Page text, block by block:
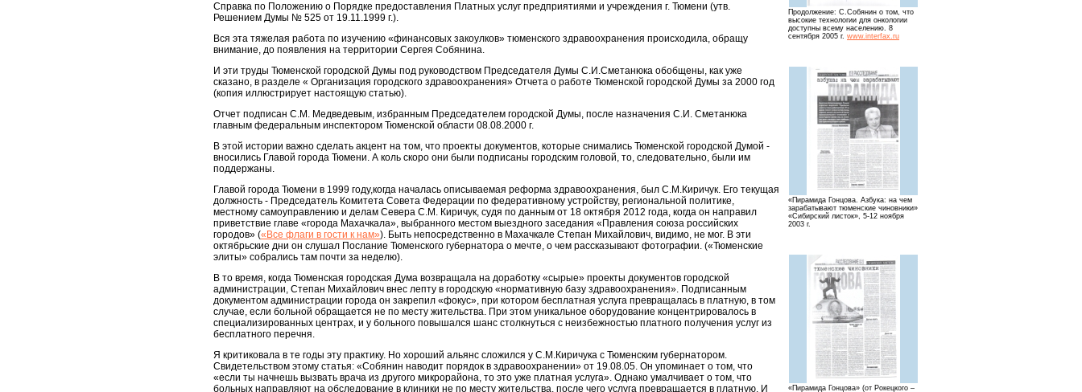
Продолжение: С.Собянин о том, что
высокие технологии для онкологии
доступны всему населению. 8
сентября 2005 г. www.interfax.ru
«Пирамида Гонцова. Азбука: на чем
зарабатывают тюменские чиновники»
«Сибирский листок», 5-12 ноября
2003 г.
«Пирамида Гонцова» (от Рокецкого –
Справка по Положению о Порядке предоставления Платных услуг предприятиями и учреждения г. Тюмени (утв.
Решением Думы № 525 от 19.11.1999 г.).
Вся эта тяжелая работа по изучению «финансовых закоулков» тюменского здравоохранения происходила, обращу
внимание, до появления на территории Сергея Собянина.
И эти труды Тюменской городской Думы под руководством Председателя Думы С.И.Сметанюка обобщены, как уже
сказано, в разделе « Организация городского здравоохранения» Отчета о работе Тюменской городской Думы за 2000 год
(копия иллюстрирует настоящую статью).
Отчет подписан С.М. Медведевым, избранным Председателем городской Думы, после назначения С.И. Сметанюка
главным федеральным инспектором Тюменской области 08.08.2000 г.
В этой истории важно сделать акцент на том, что проекты документов, которые снимались Тюменской городской Думой -
вносились Главой города Тюмени. А коль скоро они были подписаны городским головой, то, следовательно, были им
поддержаны.
Главой города Тюмени в 1999 году,когда началась описываемая реформа здравоохранения, был С.М.Киричук. Его текущая
должность - Председатель Комитета Совета Федерации по федеративному устройству, региональной политике,
местному самоуправлению и делам Севера С.М. Киричук, судя по данным от 18 октября 2012 года, когда он направил
приветствие главе «города Махачкала», выбранного местом выездного заседания «Правления союза российских
городов» («Все флаги в гости к нам»). Быть непосредственно в Махачкале Степан Михайлович, видимо, не мог. В эти
октябрьские дни он слушал Послание Тюменского губернатора о мечте, о чем рассказывают фотографии. («Тюменские
элиты» собрались там почти за неделю).
В то время, когда Тюменская городская Дума возвращала на доработку «сырые» проекты документов городской
администрации, Степан Михайлович внес лепту в городскую «нормативную базу здравоохранения». Подписанным
документом администрации города он закрепил «фокус», при котором бесплатная услуга превращалась в платную, в том
случае, если больной обращается не по месту жительства. При этом уникальное оборудование концентрировалось в
специализированных центрах, и у больного повышался шанс столкнуться с неизбежностью платного получения услуг из
бесплатного перечня.
Я критиковала в те годы эту практику. Но хороший альянс сложился у С.М.Киричука с Тюменским губернатором.
Свидетельством этому статья: «Собянин наводит порядок в здравоохранении» от 19.08.05. Он упоминает о том, что
«если ты начнешь вызвать врача из другого микрорайона, то это уже платная услуга». Однако умалчивает о том, что
больных направляют на обследование в клиники не по месту жительства, после чего услуга превращается в платную. И